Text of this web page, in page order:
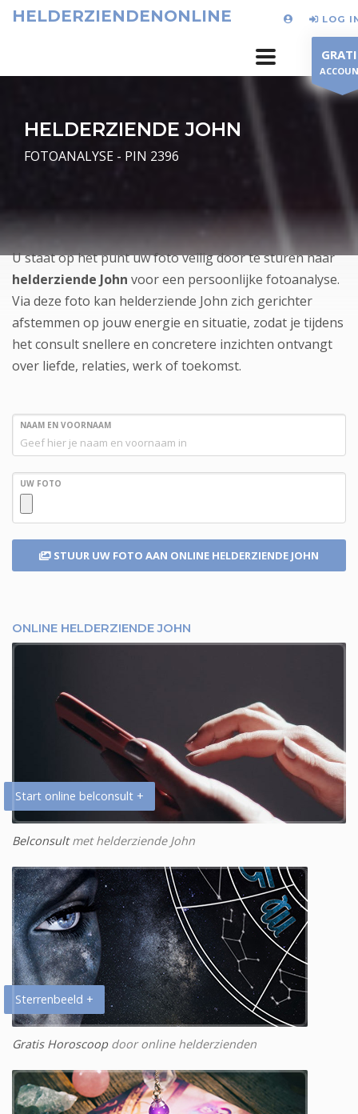
HELDERZIENDENONLINE LOG
HELDERZIENDE JOHN
FOTOANALYSE - PIN 2396
U staat op het punt uw foto veilig door te sturen naar
helderziende John voor een persoonlijke fotoanalyse.
Via deze foto kan helderziende John zich gerichter
afstemmen op jouw energie en situatie, zodat je tijdens
het consult snellere en concretere inzichten ontvangt
over liefde, relaties, werk of toekomst.
NAAM EN VOORNAAM
UW FOTO
STUUR UW FOTO AAN ONLINE HELDERZIENDE JOHN
ONLINE HELDERZIENDE JOHN
Start online belconsult +
Belconsultmet helderziende John
Sterrenbeeld +
Gratis Horoscoopdoor online helderzienden